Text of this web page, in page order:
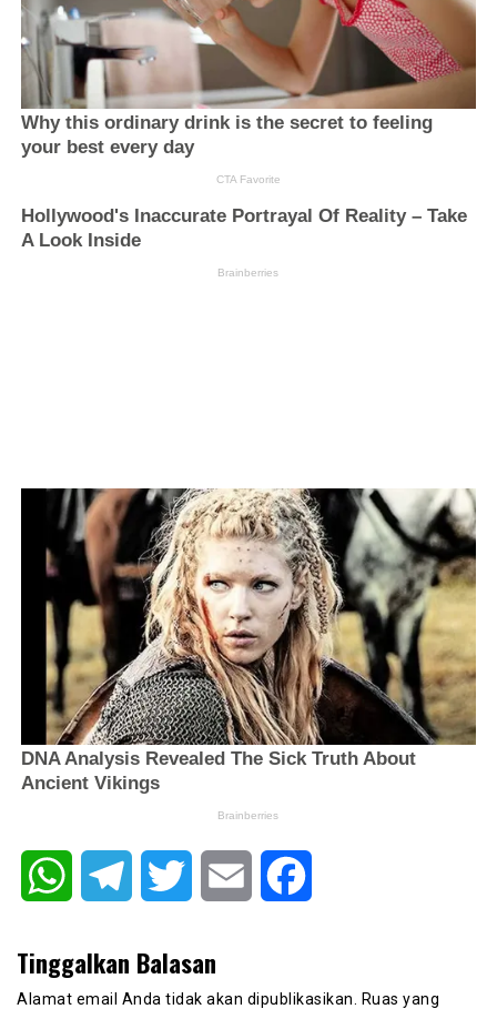
WhatsAppTelegram Twitter Email
Tinggalkan Balasan
Alamat email Anda tidak akan dipublikasikan.
Ruas yang